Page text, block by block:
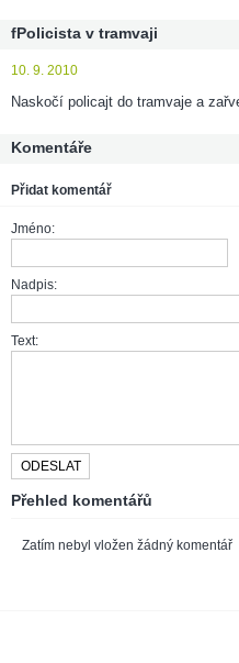
fPolicista v tramvaji
10. 9. 2010
Naskočí policajt do tramvaje a
Komentáře
Přidat komentář
Jméno:
Nadpis:
Text:
Přehled komentářů
Zatím nebyl vložen žádný komentář